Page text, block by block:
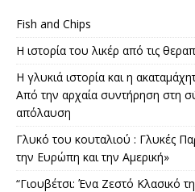
Fish and Chips
Η ιστορία του λικέρ από τις
Η γλυκιά ιστορία και η
Από την αρχαία συντήρηση στη
απόλαυση
Γλυκό του κουταλιού : Γλυκές
την Ευρώπη και την Αμερική»
“Γιουβέτσι: Ένα Ζεστό Κλασικό